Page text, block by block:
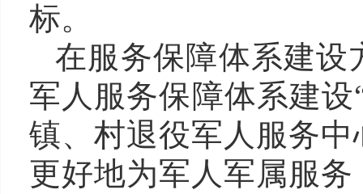
标。
在服务保障体系建设
军人服务保障体系建设
镇、村退役军人服务
更好地为军人军属服